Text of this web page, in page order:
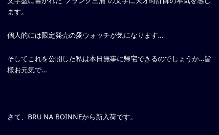
ます。
個人的には限定発売の愛ウォッチが気になります…
そしてこれを公開した私は本日無事に帰宅できるのでしょうか…皆
様お元気で…
さて、BRU NA BOINNEから新入荷です。